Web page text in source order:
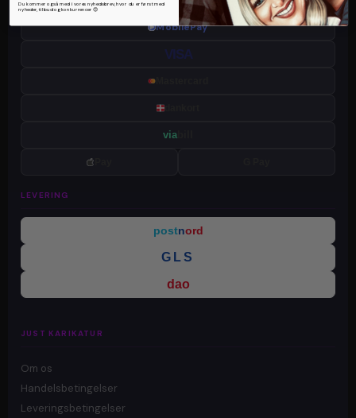
JUST KARIKATUR
Om os
Handelsbetingelser
Leveringsbetingelser
MobilePay
VISA
via
LEVERING
postnord
GLS
dao
Du kommer også med i vores nyhedsbrev, hvor du er først med
nyheder, tilbud og konkurrencer 😍